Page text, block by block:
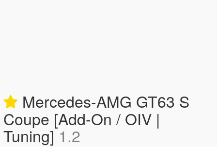
Mercedes-AMG GT63 S
Coupe [Add-On / OIV |
Tuning]1.2